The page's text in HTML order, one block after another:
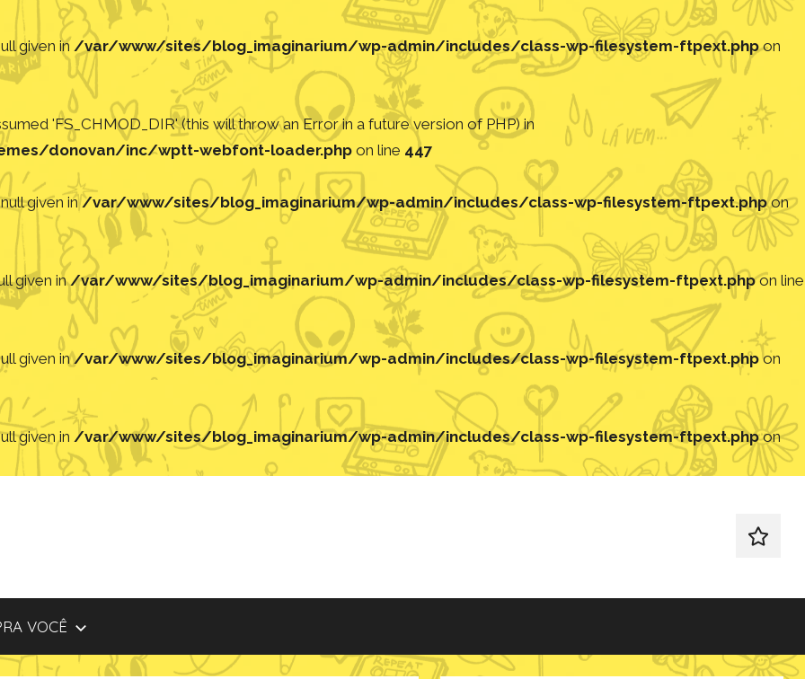
given in /var/www/sites/blog_imaginarium/wp-admin/includes/class-wp-filesystem-ftpext.phpon
'FS_CHMOD_DIR' (this will throw an Error in a future version of PHP) in
donovan/inc/wptt-webfont-loader.php on line 447
given in/var/www/sites/blog_imaginarium/wp-admin/includes/class-wp-filesystem-ftpext.phpon
given in/var/www/sites/blog_imaginarium/wp-admin/includes/class-wp-filesystem-ftpext.phpon line
given in/var/www/sites/blog_imaginarium/wp-admin/includes/class-wp-filesystem-ftpext.phpon
given in /var/www/sites/blog_imaginarium/wp-admin/includes/class-wp-filesystem-ftpext.phpon
redes
VOCÊ